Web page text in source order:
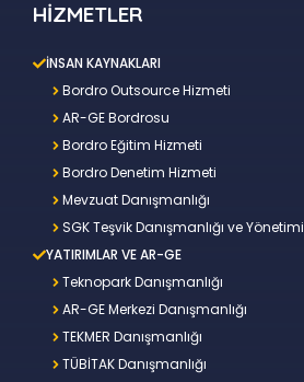
HİZMETLER
İNSAN KAYNAKLARI
Bordro Outsource Hizmeti
AR-GE Bordrosu
Bordro Eğitim Hizmeti
Bordro Denetim Hizmeti
Mevzuat Danışmanlığı
SGK Teşvik Danışmanlığı ve Yönetimi
YATIRIMLAR VE AR-GE
Teknopark Danışmanlığı
AR-GE Merkezi Danışmanlığı
TEKMER Danışmanlığı
TÜBİTAK Danışmanlığı